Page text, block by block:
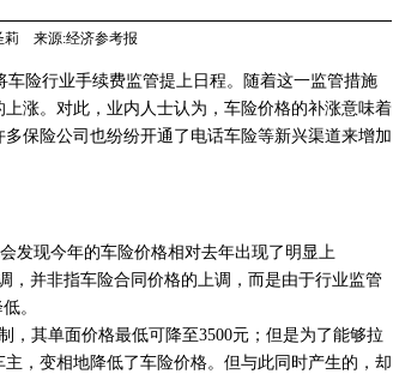
莉 来源:经济参考报
险行业手续费监管提上日程。随着这一监管措施
涨。对此，业内人士认为，车险价格的补涨意味着
保险公司也纷纷开通了电话车险等新兴渠道来增加
发现今年的车险价格相对去年出现了明显上
，并非指车险合同价格的上调，而是由于行业监管
。
其单面价格最低可降至3500元；但是为了能够拉
，变相地降低了车险价格。但与此同时产生的，却